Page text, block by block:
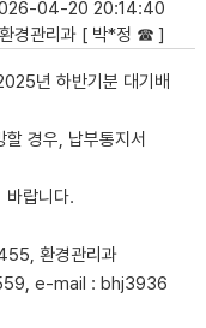
04-20 20:14:40
환경관리과 [ 박*정 ☎ ]
년 하반기분 대기배
경우, 납부통지서
바랍니다.
환경관리과
e-mail : bhj3936